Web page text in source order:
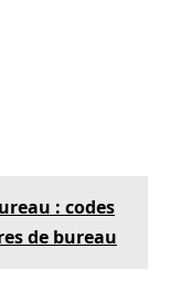
: codes
de bureau